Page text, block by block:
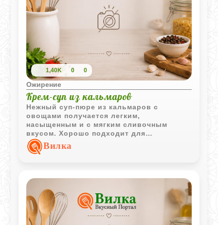
1,40K 0 0
Ожирение
Крем-суп из кальмаров
Нежный суп-пюре из кальмаров с
овощами получается легким,
насыщенным и с мягким сливочным
вкусом. Хорошо подходит для
спокойного домашнего обеда и
любителей морепродуктов.
Вилка